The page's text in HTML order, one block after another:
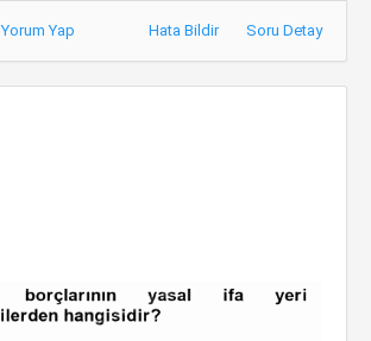
Yorum Yap Hata Bildir Soru Detay